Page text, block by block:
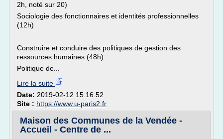
2h, noté sur 20)
Sociologie des fonctionnaires et identités professionnelles
(12h)
Construire et conduire des politiques de gestion des
ressources humaines (48h)
Politique de...
Lire la suite
Date: 2019-02-12 15:16:52
Site : https://www.u-paris2.fr
Maison des Communes de la Vendée -
Accueil - Centre de ...